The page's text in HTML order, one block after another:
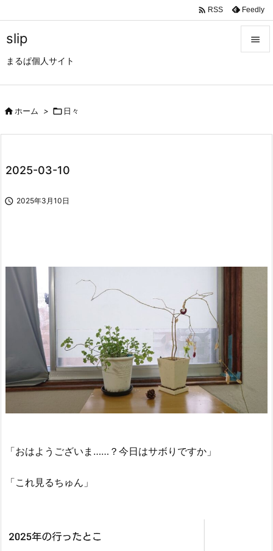
slip
まるぱ個人サイト

 RSS Feedly
ホーム >  日々
2025-03-10
 2025年3月10日
「おはようございま……？今日はサボりですか」
「これ見るちゅん」